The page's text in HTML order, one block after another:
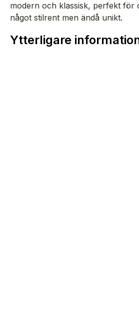
modern och klassisk, perfekt för
något stilrent men ändå unikt.
Ytterligare